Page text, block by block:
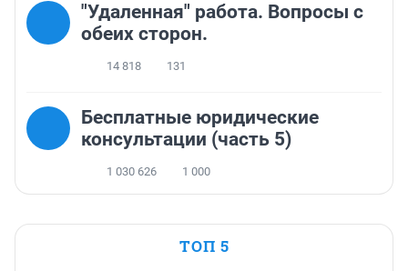
"Удаленная" работа. Вопросы с
обеих сторон.
14 818 131
Бесплатные юридические
консультации (часть 5)
1 030 626 1 000
ТОП 5